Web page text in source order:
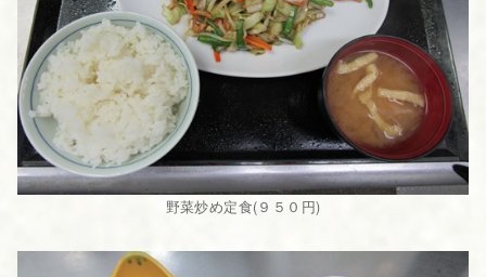
野菜炒め定食(９５０円)